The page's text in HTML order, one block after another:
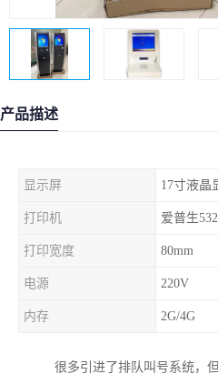
产品描述
显示屏 17寸液晶
打印机 爱普生532
打印宽度 80mm
电源 220V
内存 2G/4G
很多引进了排队叫号系统，